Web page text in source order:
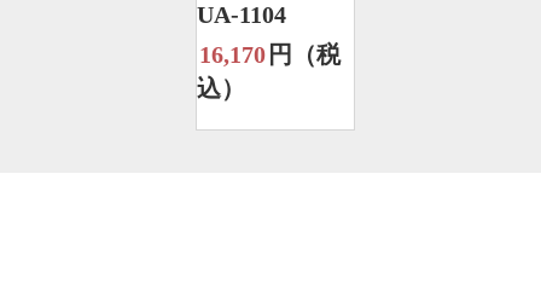
UA-1104
16,170 円（税
込）